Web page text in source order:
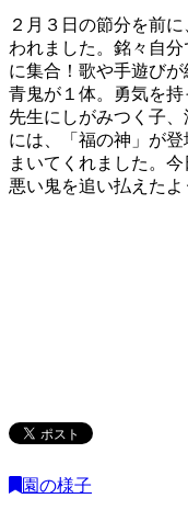
２月３日の節分を前
われました。銘々自
に集合！歌や手遊びが
青鬼が１体。勇気を持
先生にしがみつく子
には、「福の神」が
まいてくれました。
悪い鬼を追い払えたよ
園の様子